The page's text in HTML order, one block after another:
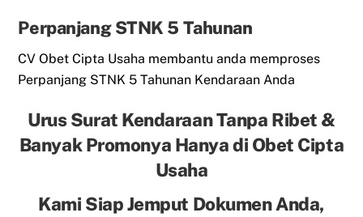
Perpanjang STNK 5 Tahunan
CV Obet Cipta Usaha membantu anda memproses
Perpanjang STNK 5 Tahunan Kendaraan Anda
Urus Surat Kendaraan Tanpa Ribet &
Banyak Promonya Hanya di Obet Cipta
Usaha
Kami Siap Jemput Dokumen Anda,